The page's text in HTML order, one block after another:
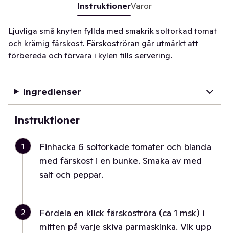
InstruktionerVaror
Ljuvliga små knyten fyllda med smakrik soltorkad tomat
och krämig färskost. Färskoströran går utmärkt att
förbereda och förvara i kylen tills servering.
Ingredienser
Instruktioner
1
Finhacka 6 soltorkade tomater och blanda
med färskost i en bunke. Smaka av med
salt och peppar.
2
Fördela en klick färskoströra (ca 1 msk) i
mitten på varje skiva parmaskinka. Vik upp